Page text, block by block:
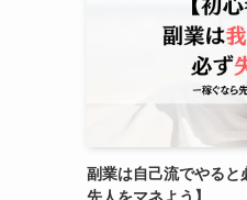
副業は自己流でやると